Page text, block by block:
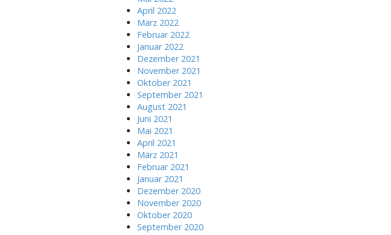
April 2022
März 2022
Februar 2022
Januar 2022
Dezember 2021
November 2021
Oktober 2021
September 2021
August 2021
Juni 2021
Mai 2021
April 2021
März 2021
Februar 2021
Januar 2021
Dezember 2020
November 2020
Oktober 2020
September 2020